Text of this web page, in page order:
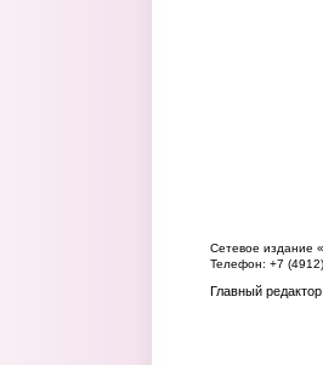
Сетевое издание
Телефон: +7
Главный